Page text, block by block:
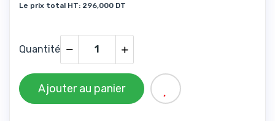
Le prix total HT: 296,000 DT
Quantité
Ajouter au panier